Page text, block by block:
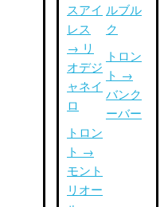
スアイ
レス
→ リ
オデジ
ャネイ
ロ
トロン
ト →
モント
リオー
ルブル
ク
トロン
ト →
バンク
ーバー